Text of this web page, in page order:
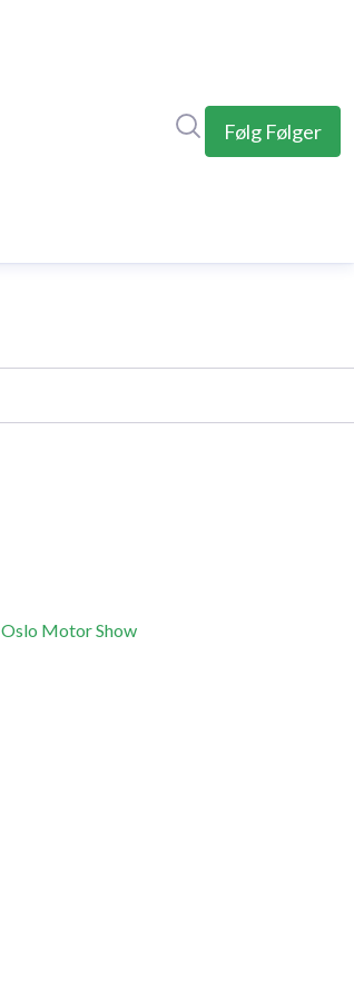
Følg Følger
Oslo Motor Show